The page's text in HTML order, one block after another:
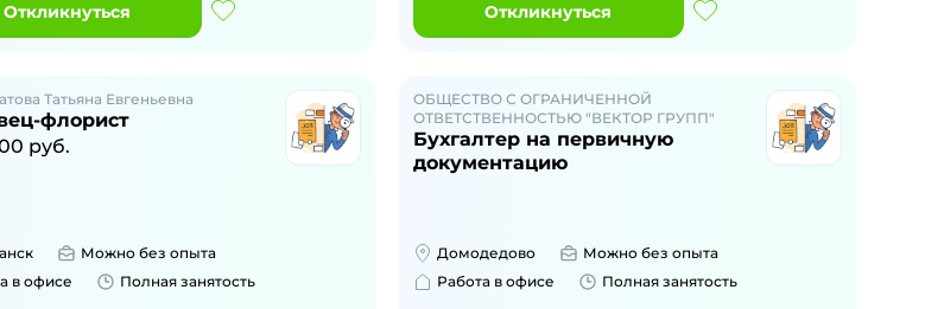
Откликнуться Откликнуться
Татьяна Евгеньевна
флорист
руб.
Можно без опыта
в офисе
Полная занятость
ОБЩЕСТВО С ОГРАНИЧЕННОЙ
ОТВЕТСТВЕННОСТЬЮ "ВЕКТОР ГРУПП"
Бухгалтер на первичную
документацию
Домодедово
Можно без опыта
Работа в офисе
Полная занятость